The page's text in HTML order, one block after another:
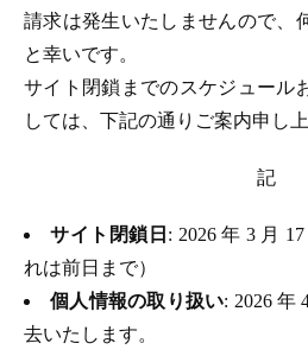
請求は発生いたしませんので、
と幸いです。
サイト閉鎖までのスケジュール
しては、下記の通りご案内申し上
記
サイト閉鎖日 : 2026 年 3 月
れは前日まで）
個人情報の取り扱い: 2026 年
去いたします。